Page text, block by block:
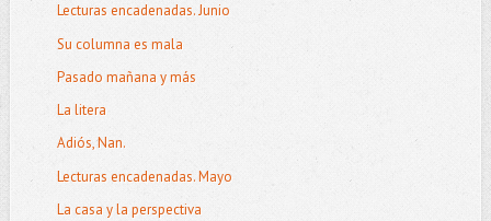
Lecturas encadenadas. Junio
Su columna es mala
Pasado mañana y más
La litera
Adiós, Nan.
Lecturas encadenadas. Mayo
La casa y la perspectiva